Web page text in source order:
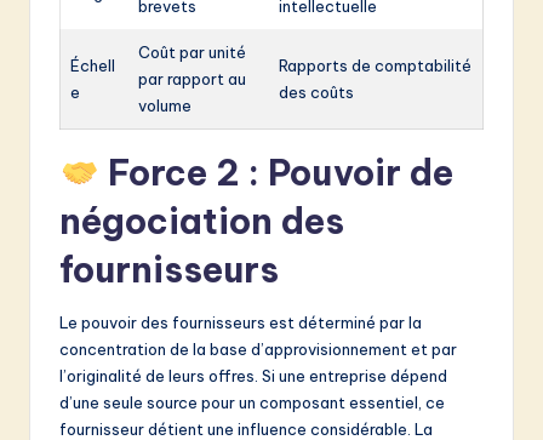
brevets intellectuelle
Échell
e
Coût par unité
par rapport au
volume
Rapports de comptabilité
des coûts
Force 2 : Pouvoir de
négociation des
fournisseurs
Le pouvoir des fournisseurs est déterminé par la
concentration de la base d’approvisionnement et par
l’originalité de leurs offres. Si une entreprise dépend
d’une seule source pour un composant essentiel, ce
fournisseur détient une influence considérable. La